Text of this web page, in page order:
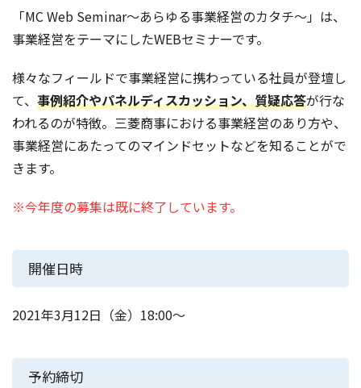
「MC Web Seminar～あらゆる事業経営のカタチ～」は、
事業経営をテーマにしたWEBセミナーです。
様々なフィールドで事業経営に携わっている社員が登壇し
て、 事例紹介やパネルディスカッション、質疑応答が行な
われるのが特徴。三菱商事における事業経営のあり方や、
事業経営にあたってのマインドセットなどを知ることがで
きます。
※今年度の募集は既に終了しています。
開催日時
2021年3月12日（金）18:00～
予約締切